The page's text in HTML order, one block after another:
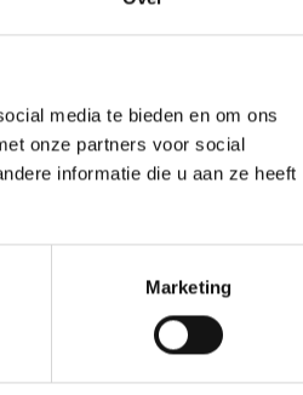
media te bieden en om ons
onze partners voor social
informatie die u aan ze heeft
Marketing